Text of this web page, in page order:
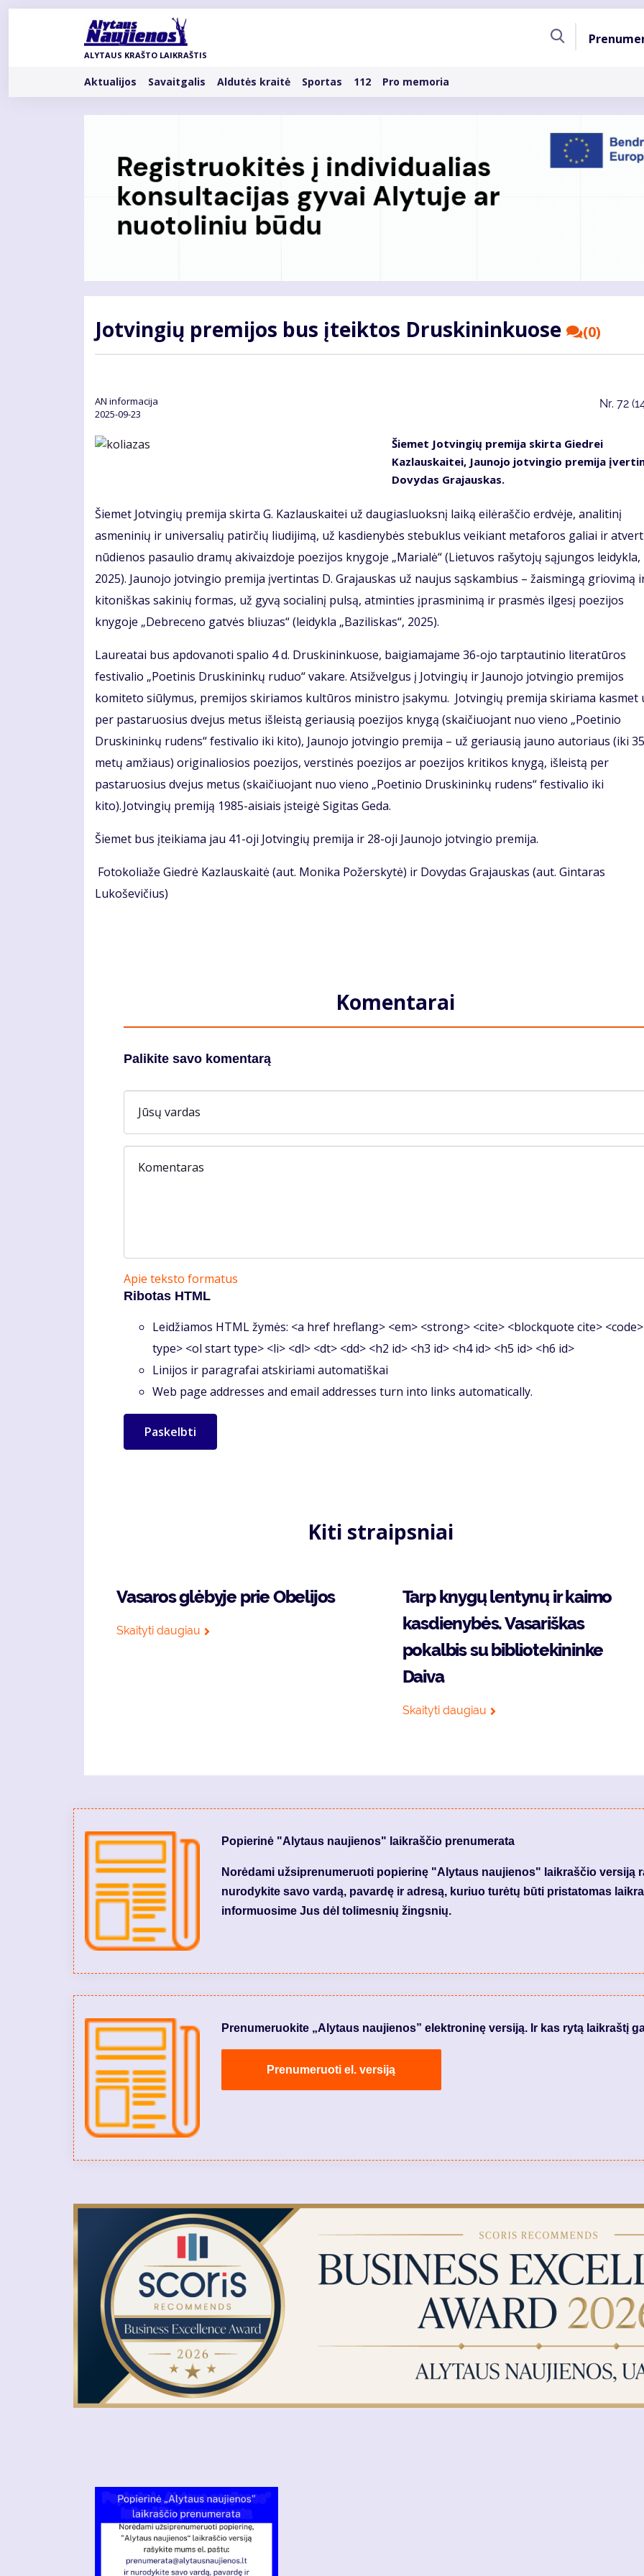
Pereiti
ALYTAUS KRAŠTO LAIKRAŠTIS
Rubrikos
Aktualijos Savaitgalis Aldutės kraitė Sportas 112 Pro memoria
Jotvingių premijos bus įteiktos Druskininkuose (0)
AN informacija
2025-09-23
Nr. 72
Šiemet Jotvingių premija skirta Giedrei
Kazlauskaitei, Jaunojo jotvingio premija
Dovydas Grajauskas.
Šiemet Jotvingių premija skirta G. Kazlauskaitei už daugiasluoksnį laiką eilėraščio erdvėje, analitinį
asmeninių ir universalių patirčių liudijimą, už kasdienybės stebuklus veikiant metaforos galiai ir
nūdienos pasaulio dramų akivaizdoje poezijos knygoje „Marialė“ (Lietuvos rašytojų sąjungos leidykla,
2025). Jaunojo jotvingio premija įvertintas D. Grajauskas už naujus sąskambius – žaismingą griovimą
kitoniškas sakinių formas, už gyvą socialinį pulsą, atminties įprasminimą ir prasmės ilgesį poezijos
knygoje „Debreceno gatvės bliuzas“ (leidykla „Baziliskas“, 2025).
Laureatai bus apdovanoti spalio 4 d. Druskininkuose, baigiamajame 36-ojo tarptautinio literatūros
festivalio „Poetinis Druskininkų ruduo“ vakare. Atsižvelgus į Jotvingių ir Jaunojo jotvingio premijos
komiteto siūlymus, premijos skiriamos kultūros ministro įsakymu. Jotvingių premija skiriama kasmet
per pastaruosius dvejus metus išleistą geriausią poezijos knygą (skaičiuojant nuo vieno „Poetinio
Druskininkų rudens“ festivalio iki kito), Jaunojo jotvingio premija – už geriausią jauno autoriaus (iki 35
metų amžiaus) originaliosios poezijos, verstinės poezijos ar poezijos kritikos knygą, išleistą per
pastaruosius dvejus metus (skaičiuojant nuo vieno „Poetinio Druskininkų rudens“ festivalio iki
kito). Jotvingių premiją 1985-aisiais įsteigė Sigitas Geda.
Šiemet bus įteikiama jau 41-oji Jotvingių premija ir 28-oji Jaunojo jotvingio premija.
Fotokoliaže Giedrė Kazlauskaitė (aut. Monika Požerskytė) ir Dovydas Grajauskas (aut. Gintaras
Lukoševičius)
Komentarai
Palikite savo komentarą
Jūsų vardas
Komentaras
Apie teksto formatus
Ribotas HTML
Leidžiamos HTML žymės: <a href hreflang> <em> <strong> <cite> <blockquote cite>
type> <ol start type> <li> <dl> <dt> <dd> <h2 id> <h3 id> <h4 id> <h5 id> <h6 id>
Linijos ir paragrafai atskiriami automatiškai
Web page addresses and email addresses turn into links automatically.
Kiti straipsniai
Vasaros glėbyje prie Obelijos
Skaityti daugiau
Tarp knygų lentynų ir kaimo
kasdienybės. Vasariškas
pokalbis su bibliotekininke
Daiva
Skaityti daugiau
Popierinė "Alytaus naujienos" laikraščio prenumerata
Norėdami užsiprenumeruoti popierinę "Alytaus naujienos" laikraščio versiją
nurodykite savo vardą, pavardę ir adresą, kuriuo turėtų būti pristatomas
informuosime Jus dėl tolimesnių žingsnių.
Prenumeruokite „Alytaus naujienos” elektroninę versiją. Ir kas rytą laikraštį
Prenumeruoti el. versiją